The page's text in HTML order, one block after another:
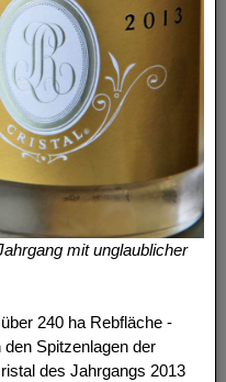
mit unglaublicher
240 ha Rebfläche -
Spitzenlagen der
des Jahrgangs 2013